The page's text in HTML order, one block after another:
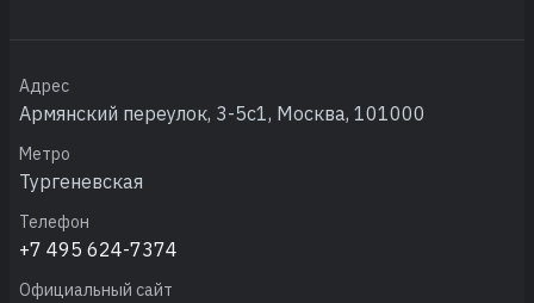
Адрес
Армянский переулок, 3-5с1, Москва, 101000
Метро
Тургеневская
Телефон
+7 495 624-7374
Официальный сайт